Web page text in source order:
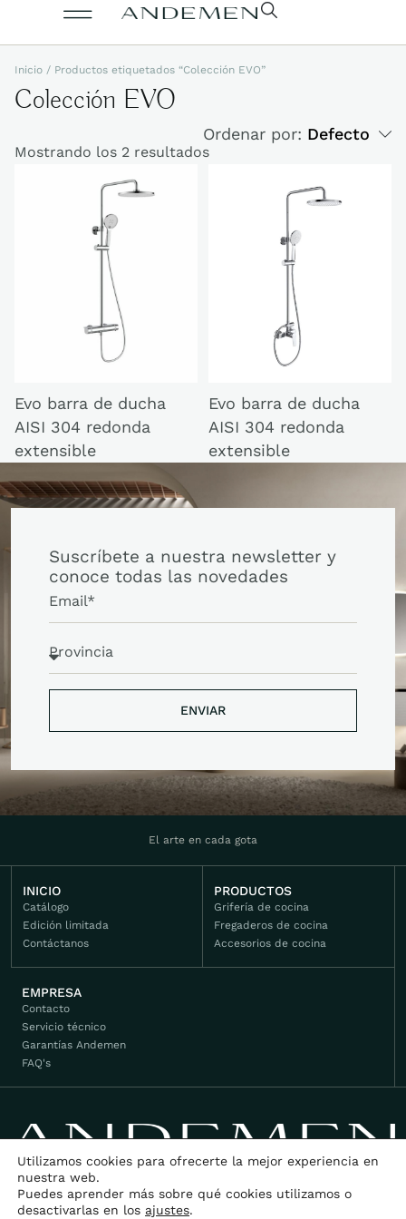
Inicio / Productos etiquetados “Colección EVO”
Colección EVO
Ordenar por: Defecto
Evo barra de ducha
AISI 304 redonda
extensible
Evo barra de ducha
AISI 304 redonda
extensible
Mostrando los 2 resultados
Suscríbete a nuestra newsletter y
conoce todas las novedades
ENVIAR
El arte en cada gota
INICIO
Catálogo
Edición limitada
Contáctanos
PRODUCTOS
Grifería de cocina
Fregaderos de cocina
Accesorios de cocina
EMPRESA
Contacto
Servicio técnico
Garantías Andemen
FAQ's
©2026 Andemen. Todos los derechos reservados.
Utilizamos cookies para ofrecerte la mejor experiencia en
nuestra web.
Puedes aprender más sobre qué cookies utilizamos o
desactivarlas en los ajustes.